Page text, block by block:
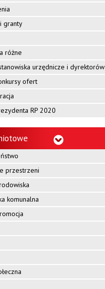
e
granty
różne
urzędnicze i dyrektorów
ofert
RP 2020
przestrzeni
komunalna